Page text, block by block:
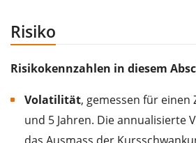
Risiko
Risikokennzahlen in diesem
Volatilität, gemessen für einen
und 5 Jahren. Die annualisierte